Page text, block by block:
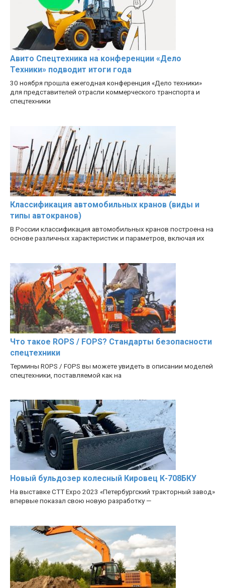
Авито Спецтехника на конференции «Дело
Техники» подводит итоги года
30 ноября прошла ежегодная конференция «Дело техники»
для представителей отрасли коммерческого транспорта и
спецтехники
Классификация автомобильных кранов (виды и
типы автокранов)
В России классификация автомобильных кранов построена на
основе различных характеристик и параметров, включая их
Что такое ROPS / FOPS? Стандарты безопасности
спецтехники
Термины ROPS / FOPS вы можете увидеть в описании моделей
спецтехники, поставляемой как на
Новый бульдозер колесный Кировец К-708БКУ
На выставке CTT Expo 2023 «Петербургский тракторный завод»
впервые показал свою новую разработку —